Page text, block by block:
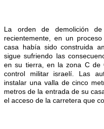
La orden de demolición
recientemente, en un
casa había sido construida
sigue sufriendo las
en su tierra, en la zona C de
control militar israelí. Las
instalar una valla de cinco
metros de la entrada de su
el acceso de la carretera que